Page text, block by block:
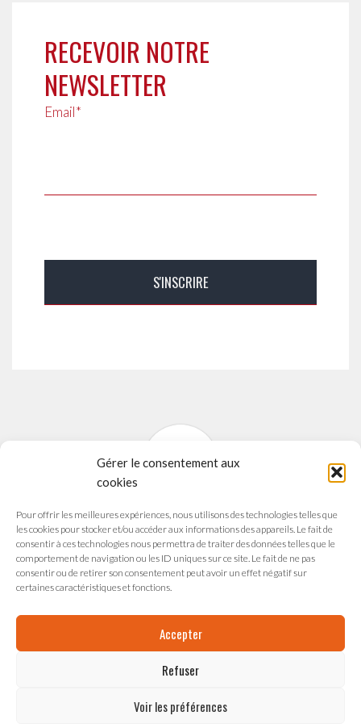
Gérer le consentement aux
cookies
Pour offrir les meilleures expériences, nous utilisons des technologies telles que
les cookies pour stocker et/ou accéder aux informations des appareils. Le fait de
consentir à ces technologies nous permettra de traiter des données telles que le
comportement de navigation ou les ID uniques sur ce site. Le fait de ne pas
consentir ou de retirer son consentement peut avoir un effet négatif sur
certaines caractéristiques et fonctions.
Accepter
Refuser
Voir les préférences
RECEVOIR NOTRE
NEWSLETTER
Email*
SYNAVI
Syndicat National des Arts Vivants
165 avenue du Maréchal de Saxe
69003 LYON